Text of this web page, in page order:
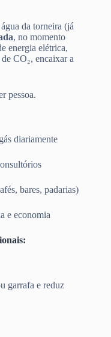
da torneira (já
, no momento
energia elétrica,
CO₂, encaixar a
pessoa.
diariamente
bares, padarias)
e economia
garrafa e reduz